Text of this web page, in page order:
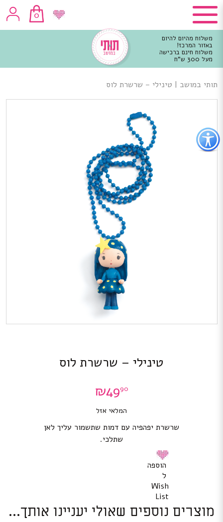
כפתור
לפתיחת
תפריט
נגישות
0
משלוח מהיום להיום
באזור המרכז!
משלוח חינם ברכישה
מעל 300 ש"ח
מרכזי
תותי במושב | טינילי – שרשרת לוס
טינילי – שרשרת לוס
₪4990
המלאי אזל
שרשרת יפהפיה עם דמות שתשמור עליך לאן
שתלכי.
הוספה
ל
Wish
List
מוצרים נוספים שאולי יעניינו אותך...